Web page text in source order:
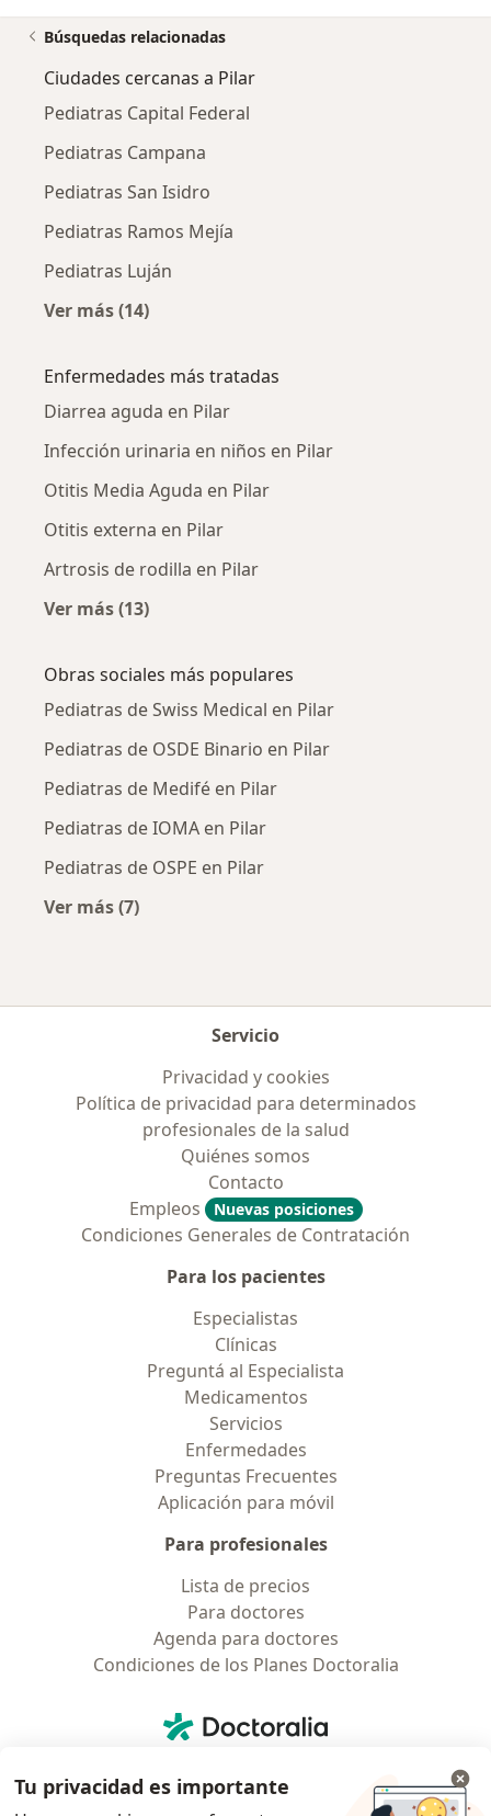
Búsquedas relacionadas
Ciudades cercanas a Pilar
Pediatras Capital Federal
Pediatras Campana
Pediatras San Isidro
Pediatras Ramos Mejía
Pediatras Luján
Ver más (14)
Enfermedades más tratadas
Diarrea aguda en Pilar
Infección urinaria en niños en Pilar
Otitis Media Aguda en Pilar
Otitis externa en Pilar
Artrosis de rodilla en Pilar
Ver más (13)
Obras sociales más populares
Pediatras de Swiss Medical en Pilar
Pediatras de OSDE Binario en Pilar
Pediatras de Medifé en Pilar
Pediatras de IOMA en Pilar
Pediatras de OSPE en Pilar
Ver más (7)
Servicio
Privacidad y cookies
Política de privacidad para determinados
profesionales de la salud
Quiénes somos
Contacto
Empleos
Nuevas posiciones
Condiciones Generales de Contratación
Para los pacientes
Especialistas
Clínicas
Preguntá al Especialista
Medicamentos
Servicios
Enfermedades
Preguntas Frecuentes
Aplicación para móvil
Para profesionales
Lista de precios
Para doctores
Agenda para doctores
Condiciones de los Planes Doctoralia
Doctoralia - Página de inicio
C/ Josep Pla 2 - Building B2, floor 13
Tu privacidad es importante